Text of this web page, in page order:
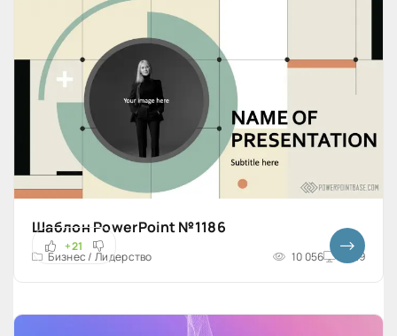
Шаблон PowerPoint №1186
Бизнес / Лидерство 10 056 16x9
+21